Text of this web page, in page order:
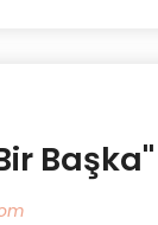
Başka''